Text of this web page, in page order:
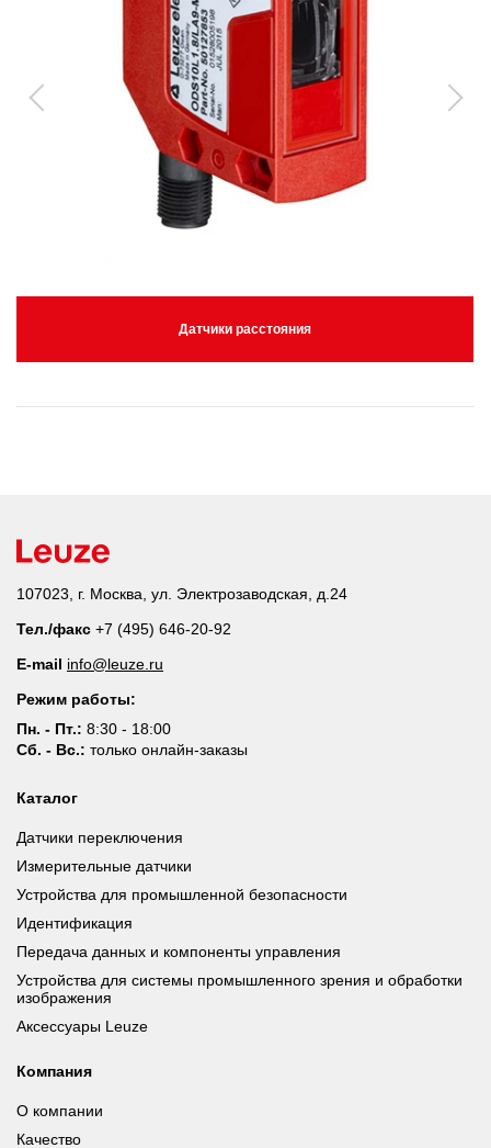
Датчики расстояния
107023, г. Москва, ул. Электрозаводская, д.24
Тел./факс +7 (495) 646-20-92
E-mail info@leuze.ru
Режим работы:
Пн. - Пт.: 8:30 - 18:00
Сб. - Вс.: только онлайн-заказы
Каталог
Датчики переключения
Измерительные датчики
Устройства для промышленной безопасности
Идентификация
Передача данных и компоненты управления
Устройства для системы промышленного зрения и обработки
изображения
Аксессуары Leuze
Компания
О компании
Качество